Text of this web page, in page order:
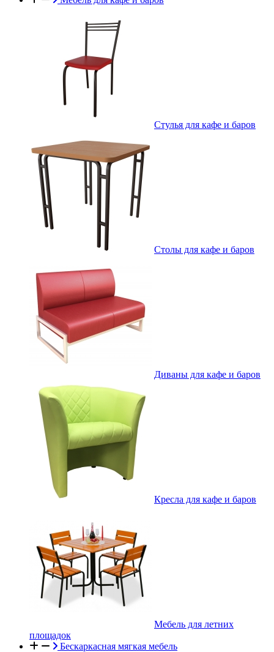
Стулья для кафе и баров
Столы для кафе и баров
Диваны для кафе и баров
Кресла для кафе и баров
Мебель для летних
площадок
Бескаркасная мягкая мебель